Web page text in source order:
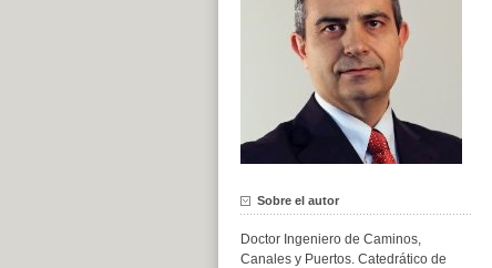
Sobre el autor
Doctor Ingeniero de Caminos,
Canales y Puertos. Catedrático de